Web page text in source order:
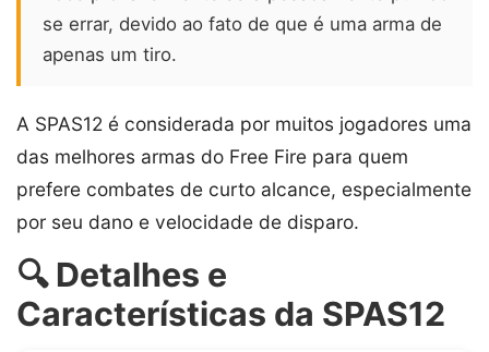
se errar, devido ao fato de que é uma arma de
apenas um tiro.
A SPAS12 é considerada por muitos jogadores uma
das melhores armas do Free Fire para quem
prefere combates de curto alcance, especialmente
por seu dano e velocidade de disparo.
🔍 Detalhes e
Características da SPAS12